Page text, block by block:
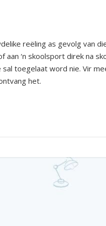
reëling as gevolg van
aan ‘n skoolsport direk na
sal toegelaat word nie. Vir
het.